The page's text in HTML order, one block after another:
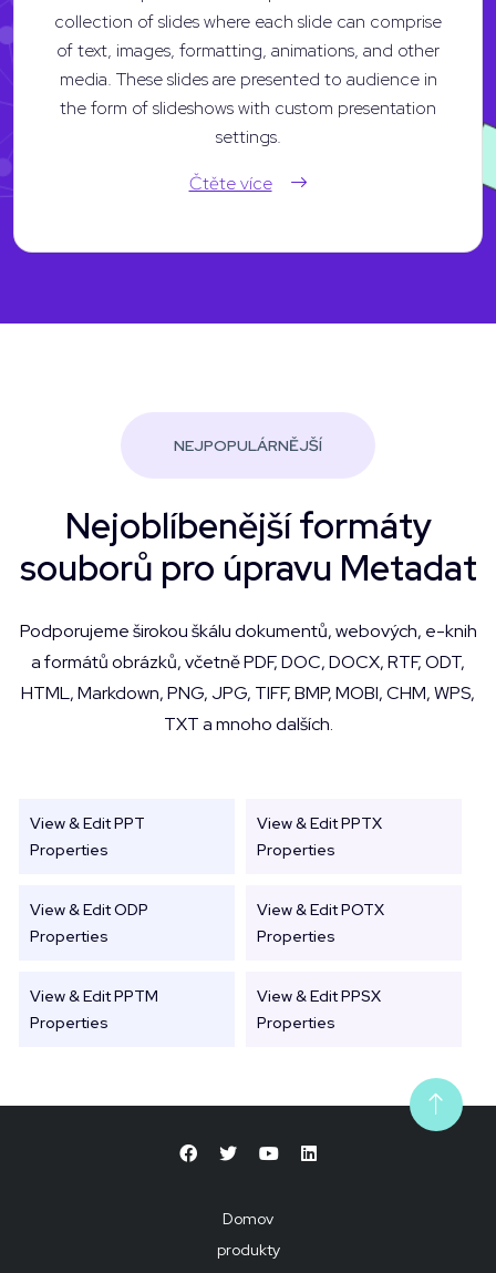
collection of slides where each slide can comprise
of text, images, formatting, animations, and other
media. These slides are presented to audience in
the form of slideshows with custom presentation
settings.
Čtěte více
NEJPOPULÁRNĚJŠÍ
Nejoblíbenější formáty
souborů pro úpravu Metadat
Podporujeme širokou škálu dokumentů, webových, e-knih
a formátů obrázků, včetně PDF, DOC, DOCX, RTF, ODT,
HTML, Markdown, PNG, JPG, TIFF, BMP, MOBI, CHM, WPS,
TXT a mnoho dalších.
View & Edit PPT
Properties
View & Edit PPTX
Properties
View & Edit ODP
Properties
View & Edit POTX
Properties
View & Edit PPTM
Properties
View & Edit PPSX
Properties
Domov
produkty